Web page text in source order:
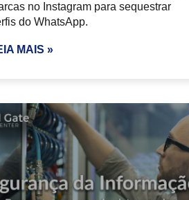
no Instagram para sequestrar
do WhatsApp.
MAIS »